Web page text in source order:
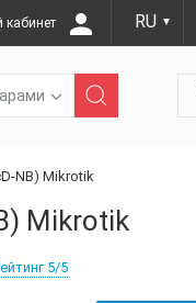
RU ▼
NB) Mikrotik
Mikrotik
5/5